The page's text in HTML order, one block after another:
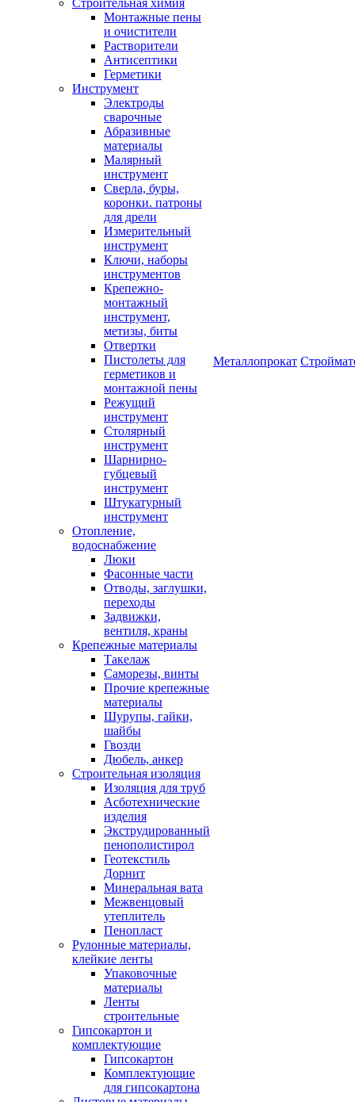
Строительная химия
Монтажные пены
и очистители
Растворители
Антисептики
Герметики
Инструмент
Электроды
сварочные
Абразивные
материалы
Малярный
инструмент
Сверла, буры,
коронки. патроны
для дрели
Измерительный
инструмент
Ключи, наборы
инструментов
Крепежно-
монтажный
инструмент,
метизы, биты
Отвертки
Пистолеты для
герметиков и
монтажной пены
Режущий
инструмент
Столярный
инструмент
Шарнирно-
губцевый
инструмент
Штукатурный
инструмент
Отопление,
водоснабжение
Люки
Фасонные части
Отводы, заглушки,
переходы
Задвижки,
вентиля, краны
Крепежные материалы
Такелаж
Саморезы, винты
Прочие крепежные
материалы
Шурупы, гайки,
шайбы
Гвозди
Дюбель, анкер
Строительная изоляция
Изоляция для труб
Асботехнические
изделия
Экструдированный
пенополистирол
Геотекстиль
Дорнит
Минеральная вата
Межвенцовый
утеплитель
Пенопласт
Рулонные материалы,
клейкие ленты
Упаковочные
материалы
Ленты
строительные
Гипсокартон и
комплектующие
Гипсокартон
Комплектующие
для гипсокартона
Металлопрокат